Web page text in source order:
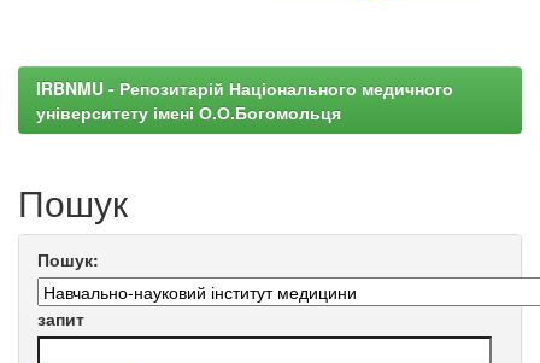
IRBNMU - Репозитарій Національного медичного
університету імені О.О.Богомольця
Пошук
Пошук:
запит